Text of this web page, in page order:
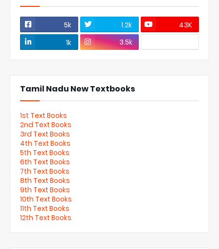
5k 1.2k
43K
1k
3.5k
Tamil Nadu New Textbooks
1st Text Books
2nd Text Books
3rd Text Books
4th Text Books
5th Text Books
6th Text Books
7th Text Books
8th Text Books
9th Text Books
10th Text Books
11th Text Books
12th Text Books